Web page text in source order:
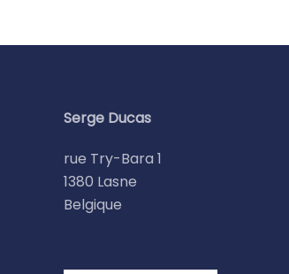
Serge Ducas
rue Try-Bara 1
1380 Lasne
Belgique